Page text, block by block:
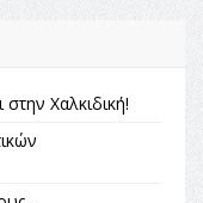
Χαλκιδική!